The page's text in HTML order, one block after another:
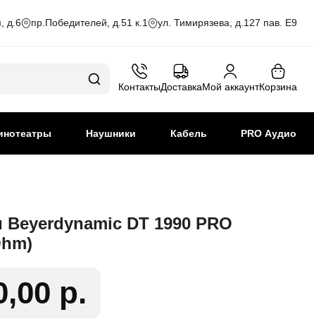
д.6 пр.Победителей, д.51 к.1 ул. Тимирязева, д.127 пав. Е9
КонтактыДоставкаМой аккаунтКорзина
Наушники Кабель PRO Аудио
DT 1990 PRO
р.